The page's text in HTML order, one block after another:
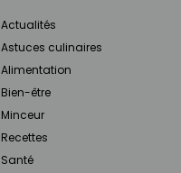
Actualités
Astuces culinaires
Alimentation
Bien-être
Minceur
Recettes
Santé